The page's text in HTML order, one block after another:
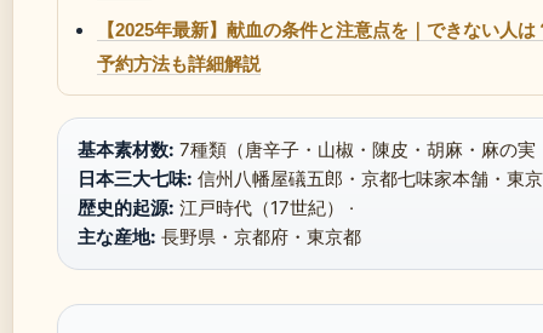
【2025年最新】献血の条件と注意点を｜できない人
予約方法も詳細解説
基本素材数: 7種類（唐辛子・山椒・陳皮・胡麻・麻の実
日本三大七味: 信州八幡屋礒五郎・京都七味家本舗・東
歴史的起源: 江戸時代（17世紀） ·
主な産地: 長野県・京都府・東京都